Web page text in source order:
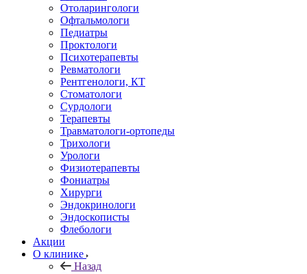
Отоларингологи
Офтальмологи
Педиатры
Проктологи
Психотерапевты
Ревматологи
Рентгенологи, КТ
Стоматологи
Сурдологи
Терапевты
Травматологи-ортопеды
Трихологи
Урологи
Физиотерапевты
Фониатры
Хирурги
Эндокринологи
Эндоскописты
Флебологи
Акции
О клинике
Назад